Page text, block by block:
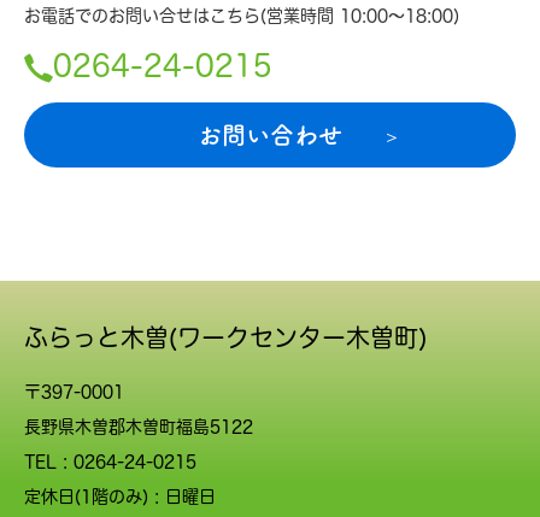
お電話でのお問い合せはこちら(営業時間 10:00〜18:00)
0264-24-0215
お問い合わせ
ふらっと木曽(ワークセンター木曽町)
〒397-0001
長野県木曽郡木曽町福島5122
TEL : 0264-24-0215
定休日(1階のみ) : 日曜日